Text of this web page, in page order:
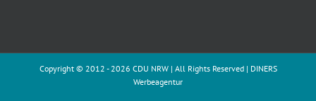
Copyright © 2012 -2026 CDU NRW | All Rights Reserved | DINERS
Werbeagentur